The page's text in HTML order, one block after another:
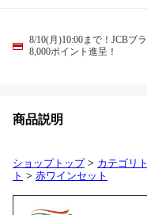
8/10(月)10:00まで！JCBブ
8,000ポイント進呈！
商品説明
ショップトップ> カテゴリ
ト > 赤ワインセット